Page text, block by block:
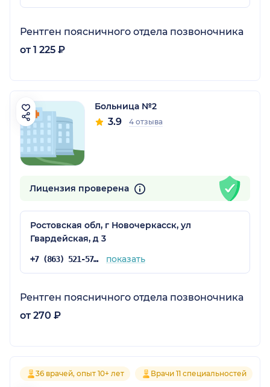
Рентген поясничного отдела позвоночника
от 1 225 ₽
Больница №2
3.9 4 отзыва
Лицензия проверена
Ростовская обл, г Новочеркасск, ул
Гвардейская, д 3
+7 (863) 521-57-67 показать
Рентген поясничного отдела позвоночника
от 270 ₽
36 врачей, опыт 10+ лет Врачи 11 специальностей